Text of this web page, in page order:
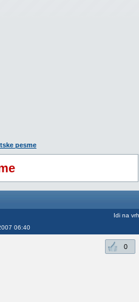
pesme
06:40
Idi na vrh
0